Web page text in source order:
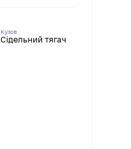
Кузов
Сідельний тягач